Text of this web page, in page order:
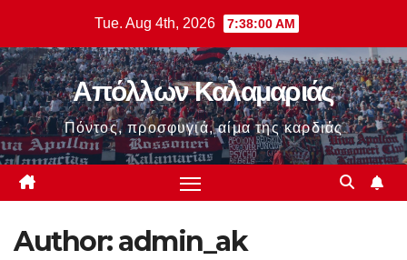
content
Tue. Aug 4th, 2026 7:38:03 AM
Απόλλων Καλαμαριάς
Πόντος, προσφυγιά, αίμα της καρδιάς
Author:admin_ak